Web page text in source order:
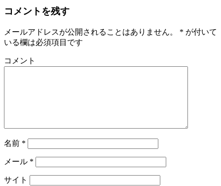
コメントを残す
メールアドレスが公開されることはありません。 * が付いて
いる欄は必須項目です
コメント
名前 *
メール *
サイト